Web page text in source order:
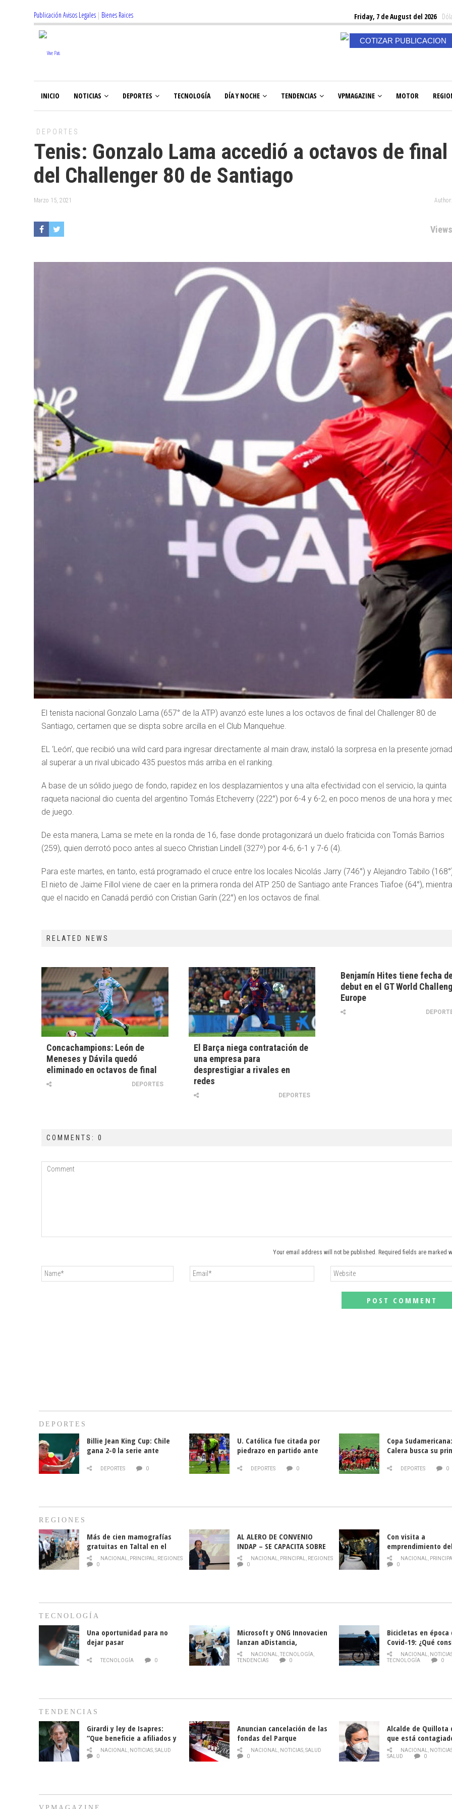
Publicación Avisos Legales | Bienes Raices Friday, 7 de August del 2026
COTIZAR PUBLICACION
INICIO NOTICIAS DEPORTES TECNOLOGÍA DÍA Y NOCHE TENDENCIAS VPMAGAZINE MOTOR
DEPORTES
Tenis: Gonzalo Lama accedió a octavos de final
del Challenger 80 de Santiago
Marzo 15, 2021
El tenista nacional Gonzalo Lama (657° de la ATP) avanzó este lunes a los octavos de final del Challenger 80 de
Santiago, certamen que se dispta sobre arcilla en el Club Manquehue.
EL ‘León’, que recibió una wild card para ingresar directamente al main draw, instaló la sorpresa en la presente
al superar a un rival ubicado 435 puestos más arriba en el ranking.
A base de un sólido juego de fondo, rapidez en los desplazamientos y una alta efectividad con el servicio, la quinta
raqueta nacional dio cuenta del argentino Tomás Etcheverry (222°) por 6-4 y 6-2, en poco menos de una hora y
de juego.
De esta manera, Lama se mete en la ronda de 16, fase donde protagonizará un duelo fraticida con Tomás Barrios
(259), quien derrotó poco antes al sueco Christian Lindell (327º) por 4-6, 6-1 y 7-6 (4).
Para este martes, en tanto, está programado el cruce entre los locales Nicolás Jarry (746°) y Alejandro Tabilo
El nieto de Jaime Fillol viene de caer en la primera ronda del ATP 250 de Santiago ante Frances Tiafoe (64°),
que el nacido en Canadá perdió con Cristian Garín (22°) en los octavos de final.
RELATED NEWS
Concachampions: León de
Meneses y Dávila quedó
eliminado en octavos de final
DEPORTES
El Barça niega contratación de
una empresa para
desprestigiar a rivales en
redes
DEPORTES
Benjamín Hites tiene fecha
debut en el GT World
Europe
COMMENTS: 0
Your email address will not be published. Required fields are marked
DEPORTES
Billie Jean King Cup: Chile
gana 2-0 la serie ante
DEPORTES 0
U. Católica fue citada por
piedrazo en partido ante
DEPORTES 0
Copa
Calera busca su
DEPORTES 0
REGIONES
Más de cien mamografías
gratuitas en Taltal en el
mes de la prevención del
cáncer de mama
NACIONAL, PRINCIPAL, REGIONES
0
AL ALERO DE CONVENIO
INDAP – SE CAPACITA SOBRE
PLAGA DROSOPHILA SUZUKII
NACIONAL, PRINCIPAL, REGIONES
0
Con visita a
emprendimiento
y llamado al
historia campesina
NACIONAL,
0
TECNOLOGÍA
Una oportunidad para no
dejar pasar
TECNOLOGÍA 0
Microsoft y ONG Innovacien
lanzan aDistancia,
plataforma con cursos
gratuitos online sobre
NACIONAL,TECNOLOGÍA,
TENDENCIAS
0
Bicicletas en época
Covid-19: ¿Qué
momento de
NACIONAL,
TECNOLOGÍA
0
TENDENCIAS
Girardi y ley de Isapres:
“Que beneficie a afiliados y
no legalice el abuso”
NACIONAL, NOTICIAS,SALUD
0
Anuncian cancelación de las
fondas del Parque
O’Higgins debido al
coronavirus
NACIONAL, NOTICIAS,SALUD
0
Alcalde de Quillota
que está
COVID-19
NACIONAL,
SALUD
0